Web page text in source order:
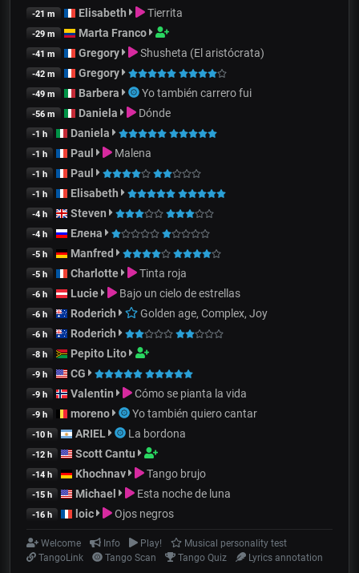
-21 m Elisabeth Tierrita
-29 m Marta Franco
-41 m Gregory Shusheta (El aristócrata)
-42 m Gregory
-49 m Barbera Yo también carrero fui
-56 m Daniela Dónde
-1 h Daniela
-1 h Paul Malena
-1 h Paul
-1 h Elisabeth
-4 h Steven
-4 h Елена
-5 h Manfred
-5 h Charlotte Tinta roja
-6 h Lucie Bajo un cielo de estrellas
-6 h Roderich Golden age, Complex, Joy
-6 h Roderich
-8 h Pepito Lito
-9 h CG
-9 h Valentin Cómo se pianta la vida
-9 h moreno Yo también quiero cantar
-10 h ARIEL La bordona
-12 h Scott Cantu
-14 h Khochnav Tango brujo
-15 h Michael Esta noche de luna
-16 h loic Ojos negros
Welcome Info Play!
Musical personality test
TangoLink
Tango Scan Tango Quiz Lyrics annotation